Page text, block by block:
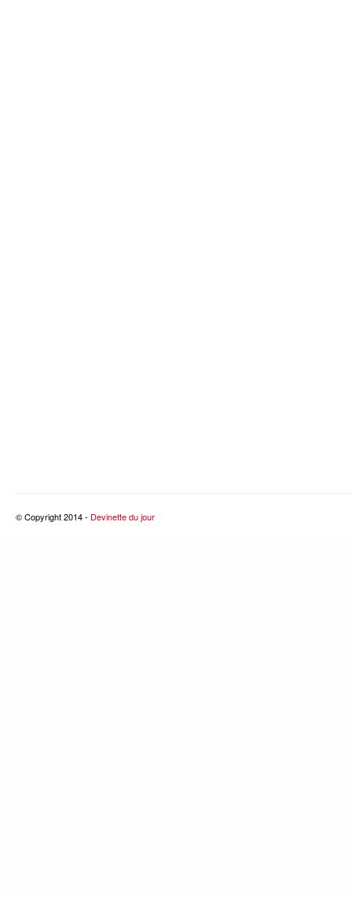
© Copyright 2014 - Devinette du jour